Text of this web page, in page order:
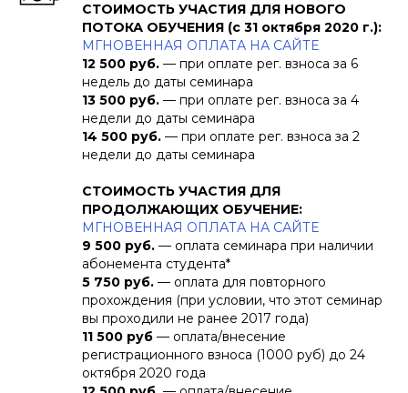
СТОИМОСТЬ УЧАСТИЯ ДЛЯ НОВОГО
ПОТОКА ОБУЧЕНИЯ (с 31 октября 2020 г.):
МГНОВЕННАЯ ОПЛАТА НА САЙТЕ
12 500 руб. — при оплате рег. взноса за 6
недель до даты семинара
13 500 руб. — при оплате рег. взноса за 4
недели до даты семинара
14 500 руб. — при оплате рег. взноса за 2
недели до даты семинара
СТОИМОСТЬ УЧАСТИЯ ДЛЯ
ПРОДОЛЖАЮЩИХ ОБУЧЕНИЕ:
МГНОВЕННАЯ ОПЛАТА НА САЙТЕ
9 500 руб. — оплата семинара при наличии
абонемента студента*
5 750 руб. — оплата для повторного
прохождения (при условии, что этот семинар
вы проходили не ранее 2017 года)
11 500 руб — оплата/внесение
регистрационного взноса (1000 руб) до 24
октября 2020 года